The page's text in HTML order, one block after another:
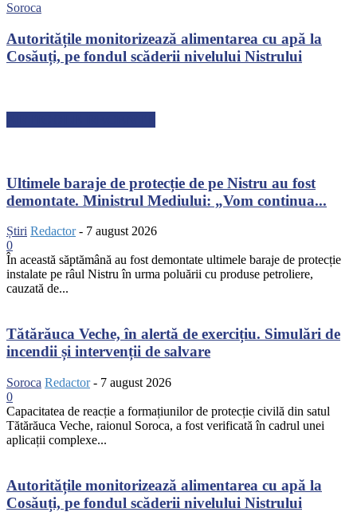
Soroca
Autoritățile monitorizează alimentarea cu apă la
Cosăuți, pe fondul scăderii nivelului Nistrului
Ultimele baraje de protecție de pe Nistru au fost
demontate. Ministrul Mediului: „Vom continua...
Știri Redactor - 7 august 2026
0
În această săptămână au fost demontate ultimele baraje de protecție
instalate pe râul Nistru în urma poluării cu produse petroliere,
cauzată de...
Tătărăuca Veche, în alertă de exercițiu. Simulări de
incendii și intervenții de salvare
Soroca Redactor - 7 august 2026
0
Capacitatea de reacție a formațiunilor de protecție civilă din satul
Tătărăuca Veche, raionul Soroca, a fost verificată în cadrul unei
aplicații complexe...
Autoritățile monitorizează alimentarea cu apă la
Cosăuți, pe fondul scăderii nivelului Nistrului